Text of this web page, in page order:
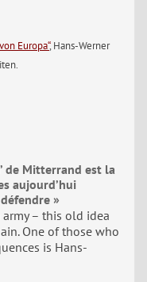
Europa“, Hans-Werner
de Mitterrand est la
aujourd’hui
»
army – this old idea
One of those who
is Hans-